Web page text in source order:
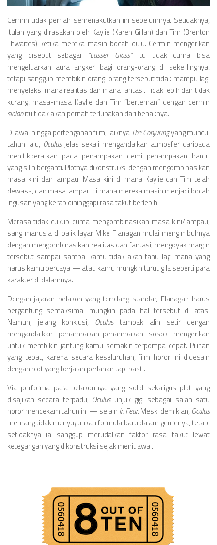
Television
Games
Cermin tidak pernah semenakutkan ini sebelumnya. Setidaknya,
itulah yang dirasakan oleh Kaylie (Karen Gillan) dan Tim (Brenton
Thwaites) ketika mereka masih bocah dulu. Cermin mengerikan
yang disebut sebagai “Lasser Glass”itu tidak cuma bisa
mengeluarkan aura angker bagi orang-orang di sekelilingnya,
tetapi sanggup membikin orang-orang tersebut tidak mampu lagi
menyeleksi mana realitas dan mana fantasi. Tidak lebih dan tidak
kurang, masa-masa Kaylie dan Tim “berteman” dengan cermin
sialanitu tidak akan pernah terlupakan dari benaknya.
Di awal hingga pertengahan film, laiknya The Conjuringyang muncul
tahun lalu, Oculusjelas sekali mengandalkan atmosfer daripada
menitikberatkan pada penampakan demi penampakan hantu
yang silih berganti. Plotnya dikonstruksi dengan mengombinasikan
masa kini dan lampau. Masa kini di mana Kaylie dan Tim telah
dewasa, dan masa lampau di mana mereka masih menjadi bocah
ingusan yang kerap dihinggapi rasa takut berlebih.
Merasa tidak cukup cuma mengombinasikan masa kini/lampau,
sang manusia di balik layar Mike Flanagan mulai mengimbuhnya
dengan mengombinasikan realitas dan fantasi, mengoyak margin
tersebut sampai-sampai kamu tidak akan tahu lagi mana yang
harus kamu percaya — atau kamu mungkin turut gila seperti para
karakter di dalamnya.
Dengan jajaran pelakon yang terbilang standar, Flanagan harus
bergantung semaksimal mungkin pada hal tersebut di atas.
Namun, jelang konklusi, Oculustampak alih setir dengan
mengandalkan penampakan-penampakan sosok mengerikan
untuk membikin jantung kamu semakin terpompa cepat. Pilihan
yang tepat, karena secara keseluruhan, film horor ini didesain
dengan plot yang berjalan perlahan tapi pasti.
Via performa para pelakonnya yang solid sekaligus plot yang
disajikan secara terpadu, Oculusunjuk gigi sebagai salah satu
horor mencekam tahun ini — selain In Fear. Meski demikian, Oculus
memang tidak menyuguhkan formula baru dalam genrenya, tetapi
setidaknya ia sanggup merudalkan faktor rasa takut lewat
ketegangan yang dikonstruksi sejak menit awal.